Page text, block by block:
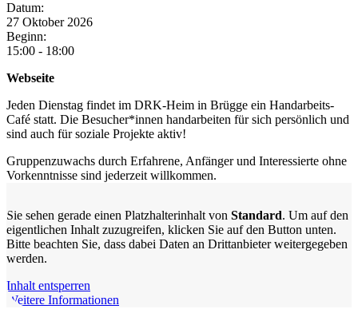
Datum:
27 Oktober 2026
Beginn:
15:00 - 18:00
Webseite
Jeden Dienstag findet im DRK-Heim in Brügge ein Handarbeits-
Café statt. Die Besucher*innen handarbeiten für sich persönlich und
sind auch für soziale Projekte aktiv!
Gruppenzuwachs durch Erfahrene, Anfänger und Interessierte ohne
Vorkenntnisse sind jederzeit willkommen.
Sie sehen gerade einen Platzhalterinhalt von Standard. Um auf den
eigentlichen Inhalt zuzugreifen, klicken Sie auf den Button unten.
Bitte beachten Sie, dass dabei Daten an Drittanbieter weitergegeben
werden.
Inhalt entsperren
Weitere Informationen